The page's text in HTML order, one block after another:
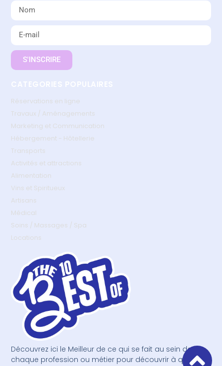
Découvrez ici le Meilleur de ce qui se fait au sein de
chaque profession ou métier pour découvrir à qui faire
S'INSCRIRE
CATEGORIES POPULAIRES
Réservations en ligne
Travaux / Aménagements
Marketing et Communication
Hébergement - Hôtellerie
Transports
Activités et attractions
Alimentation
Vins et Spiritueux
Artisans
Médical
Soins / Massages / Spa
Locations